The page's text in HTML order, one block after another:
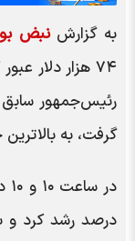
به گزارشنبض
۷۴ هزار دلار
رئیس‌جمهور سابق
گرفت، به